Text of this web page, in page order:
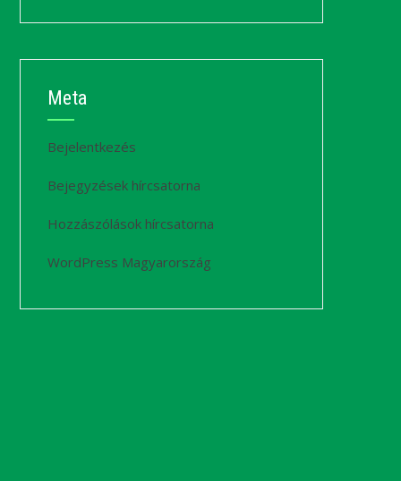
Meta
Bejelentkezés
Bejegyzések hírcsatorna
Hozzászólások hírcsatorna
WordPress Magyarország